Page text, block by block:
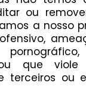
ou
a nosso
que viole
terceiros ou